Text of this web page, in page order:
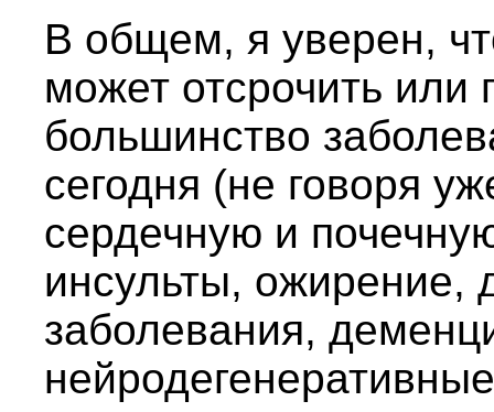
В общем, я уверен,
может отсрочить или
большинство
сегодня (не говоря
сердечную и
инсульты, ожирение,
заболевания,